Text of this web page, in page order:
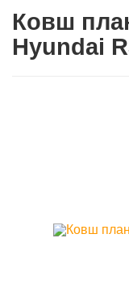
Ковш
Hyundai